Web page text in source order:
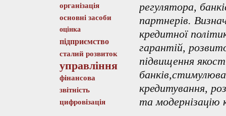
організація
основні засоби
оцінка
підприємство
сталий розвиток
управління
фінансова
звітність
цифровізація
регулятора,
партнерів.
кредитної
гарантій,
підвищення
банків,
кредитування,
та модернізацію